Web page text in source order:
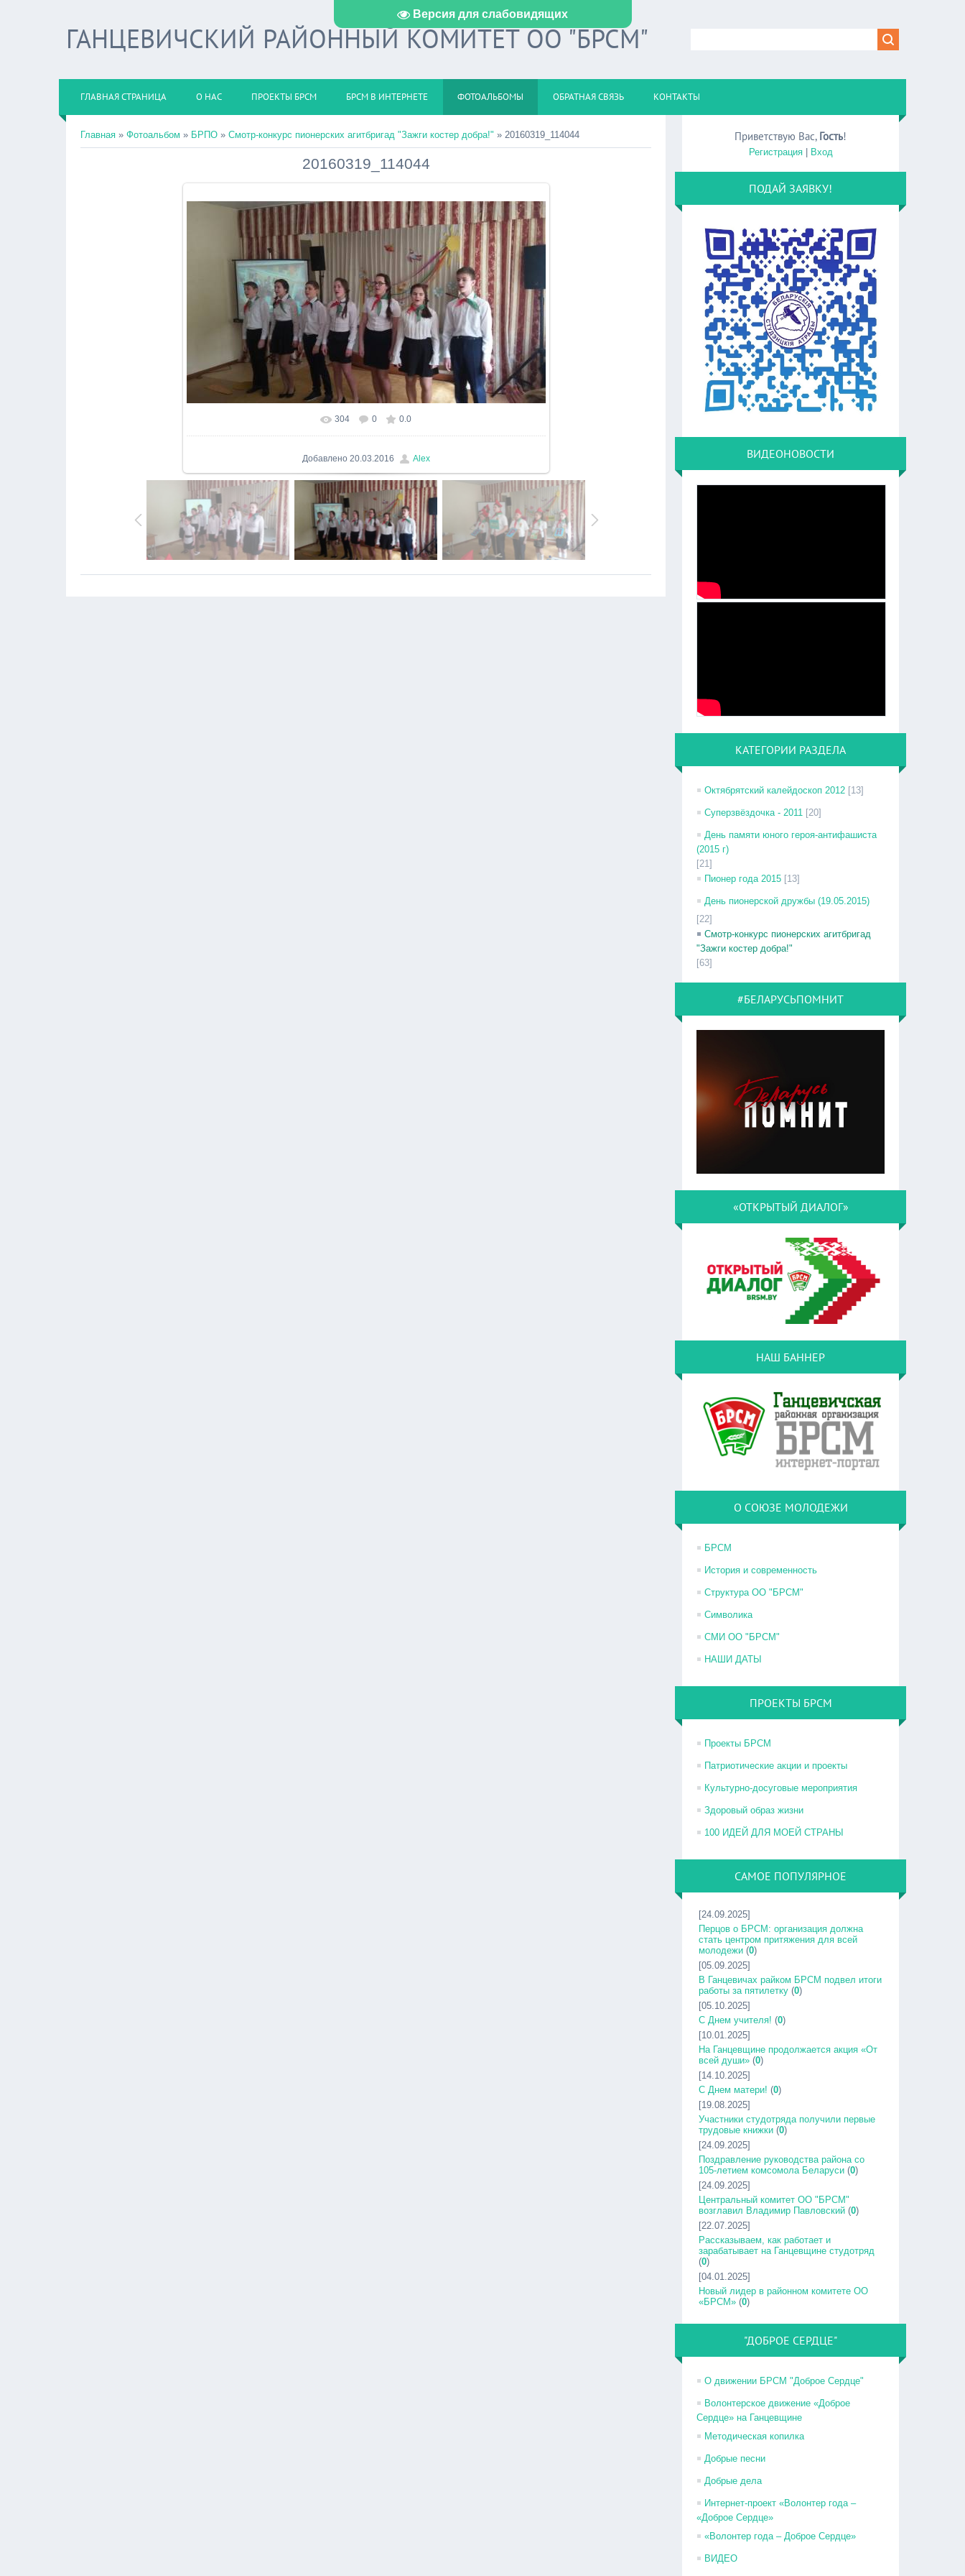
Версия для слабовидящих
ГАНЦЕВИЧСКИЙ РАЙОННЫЙ КОМИТЕТ ОО "БРСМ"
ГЛАВНАЯ СТРАНИЦА О НАС ПРОЕКТЫ БРСМ БРСМ В ИНТЕРНЕТЕ ФОТОАЛЬБОМЫ ОБРАТНАЯ СВЯЗЬ КОНТАКТЫ
Главная » Фотоальбом » БРПО » Смотр-конкурс пионерских агитбригад "Зажги костер добра!" » 20160319_114044
20160319_114044
В реальном размере 800x450
304 0 0.0
Добавлено 20.03.2016 Alex
Приветствую Вас, Гость!
Регистрация| Вход
ПОДАЙ ЗАЯВКУ!
ВИДЕОНОВОСТИ
КАТЕГОРИИ РАЗДЕЛА
Октябрятский калейдоскоп 2012 [13]
Суперзвёздочка - 2011 [20]
День памяти юного героя-антифашиста
(2015 г)
[21]
Пионер года 2015 [13]
День пионерской дружбы (19.05.2015)
[22]
Смотр-конкурс пионерских агитбригад
"Зажги костер добра!"
[63]
#БЕЛАРУСЬПОМНИТ
«ОТКРЫТЫЙ ДИАЛОГ»
НАШ БАННЕР
О СОЮЗЕ МОЛОДЕЖИ
БРСМ
История и современность
Структура ОО "БРСМ"
Символика
СМИ ОО "БРСМ"
НАШИ ДАТЫ
ПРОЕКТЫ БРСМ
Проекты БРСМ
Патриотические акции и проекты
Культурно-досуговые мероприятия
Здоровый образ жизни
100 ИДЕЙ ДЛЯ МОЕЙ СТРАНЫ
САМОЕ ПОПУЛЯРНОЕ
[24.09.2025]
Перцов о БРСМ: организация должна
стать центром притяжения для всей
молодежи (0)
[05.09.2025]
В Ганцевичах райком БРСМ подвел итоги
работы за пятилетку (0)
[05.10.2025]
С Днем учителя! (0)
[10.01.2025]
На Ганцевщине продолжается акция «От
всей души» (0)
[14.10.2025]
С Днем матери! (0)
[19.08.2025]
Участники студотряда получили первые
трудовые книжки (0)
[24.09.2025]
Поздравление руководства района со
105-летием комсомола Беларуси (0)
[24.09.2025]
Центральный комитет ОО "БРСМ"
возглавил Владимир Павловский (0)
[22.07.2025]
Рассказываем, как работает и
зарабатывает на Ганцевщине студотряд
(0)
[04.01.2025]
Новый лидер в районном комитете ОО
«БРСМ» (0)
"ДОБРОЕ СЕРДЦЕ"
О движении БРСМ "Доброе Сердце"
Волонтерское движение «Доброе
Сердце» на Ганцевщине
Методическая копилка
Добрые песни
Добрые дела
Интернет-проект «Волонтер года –
«Доброе Сердце»
«Волонтер года – Доброе Сердце»
ВИДЕО